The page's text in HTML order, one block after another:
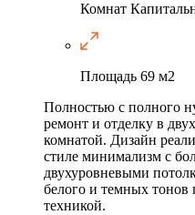
Комнат
Площадь 69 м2
Полностью с полного
ремонт и отделку в
комнатой. Дизайн
стиле минимализм с
двухуровневыми
белого и темных тонов
техникой.